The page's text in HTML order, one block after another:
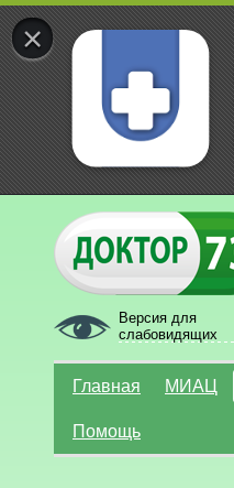
×
Версия для
слабовидящих
Главная МИАЦ
Помощь